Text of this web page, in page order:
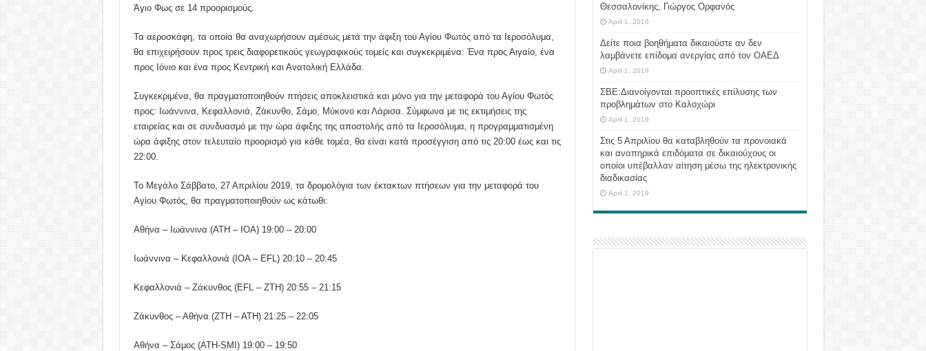
Άγιο Φως σε 14 προορισμούς.
Τα αεροσκάφη, τα οποία θα αναχωρήσουν αμέσως μετά την άφιξη του Αγίου Φωτός από τα Ιεροσόλυμα,
θα επιχειρήσουν προς τρεις διαφορετικούς γεωγραφικούς τομείς και συγκεκριμένα: Ένα προς Αιγαίο, ένα
προς Ιόνιο και ένα προς Κεντρική και Ανατολική Ελλάδα.
Συγκεκριμένα, θα πραγματοποιηθούν πτήσεις αποκλειστικά και μόνο για την μεταφορά του Αγίου Φωτός
προς: Ιωάννινα, Κεφαλλονιά, Ζάκυνθο, Σάμο, Μύκονο και Λάρισα. Σύμφωνα με τις εκτιμήσεις της
εταιρείας και σε συνδυασμό με την ώρα άφιξης της αποστολής από τα Ιεροσόλυμα, η προγραμματισμένη
ώρα άφιξης στον τελευταίο προορισμό για κάθε τομέα, θα είναι κατά προσέγγιση από τις 20:00 έως και τις
22:00.
Το Μεγάλο Σάββατο, 27 Απριλίου 2019, τα δρομολόγια των έκτακτων πτήσεων για την μεταφορά του
Αγίου Φωτός, θα πραγματοποιηθούν ως κάτωθι:
Αθήνα – Ιωάννινα (ATH – ΙΟΑ) 19:00 – 20:00
Ιωάννινα – Κεφαλλονιά (ΙΟΑ – EFL) 20:10 – 20:45
Κεφαλλονιά – Ζάκυνθος (EFL – ZTH) 20:55 – 21:15
Ζάκυνθος – Αθήνα (ZTH – ATH) 21:25 – 22:05
Αθήνα – Σάμος (ATH-SMI) 19:00 – 19:50
Θεσσαλονίκης, Γιώργος Ορφανός
April 1, 2019
Δείτε ποια βοηθήματα δικαιούστε αν δεν
λαμβάνετε επίδομα ανεργίας από τον ΟΑΕΔ
April 1, 2019
ΣΒΕ:Διανοίγονται προοπτικές επίλυσης των
προβλημάτων στο Καλοχώρι
April 1, 2019
Στις 5 Απριλίου θα καταβληθούν τα προνοιακά
και αναπηρικά επιδόματα σε δικαιούχους οι
οποίοι υπέβαλλαν αίτηση μέσω της ηλεκτρονικής
διαδικασίας
April 1, 2019